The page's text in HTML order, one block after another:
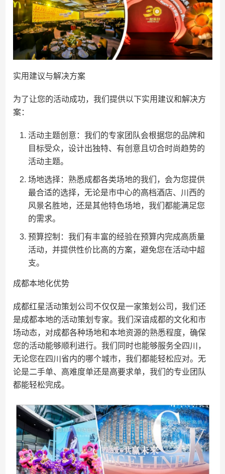
实用建议与解决方案
为了让您的活动成功，我们提供以下实用建议和解决方
案：
活动主题创意：我们的专家团队会根据您的品牌和
目标受众，设计出独特、有创意且切合时尚趋势的
活动主题。
场地选择：熟悉成都各类场地的我们，会为您提供
最合适的选择，无论是市中心的高档酒店、川西的
风景名胜地，还是其他特色场地，我们都能满足您
的需求。
预算控制：我们有丰富的经验在预算内完成高质量
活动，并提供性价比高的方案，避免您在活动中超
支。
成都本地化优势
成都红星活动策划公司不仅仅是一家策划公司，我们还
是成都本地的活动策划专家。我们深谙成都的文化和市
场动态，对成都各种场地和本地资源的熟悉程度，确保
您的活动能够顺利进行。我们同时也能够服务全四川，
无论您在四川省内的哪个城市，我们都能轻松应对。无
论是二手单、高难度单还是高要求单，我们的专业团队
都能轻松完成。